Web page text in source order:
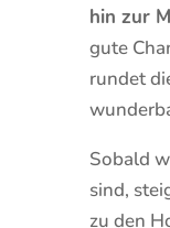
hin zur
gute
rundet
Sobald
sind,
zu den